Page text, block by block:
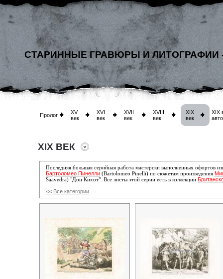
СТАРИННЫЕ ГРАВЮРЫ И ЛИТОГРАФИИ
Пролог
XV
век
XVI
век
XVII
век
XVIII
век
XIX
век
XIX
XIX ВЕК
Последняя большая серийная работа мастерски выполненных офортов
Бартоломео Пинелли (Bartolomeo Pinelli) по сюжетам произведения
Saavedra) "Дон Кихот". Все листы этой серии есть в коллекции
<< Все категории